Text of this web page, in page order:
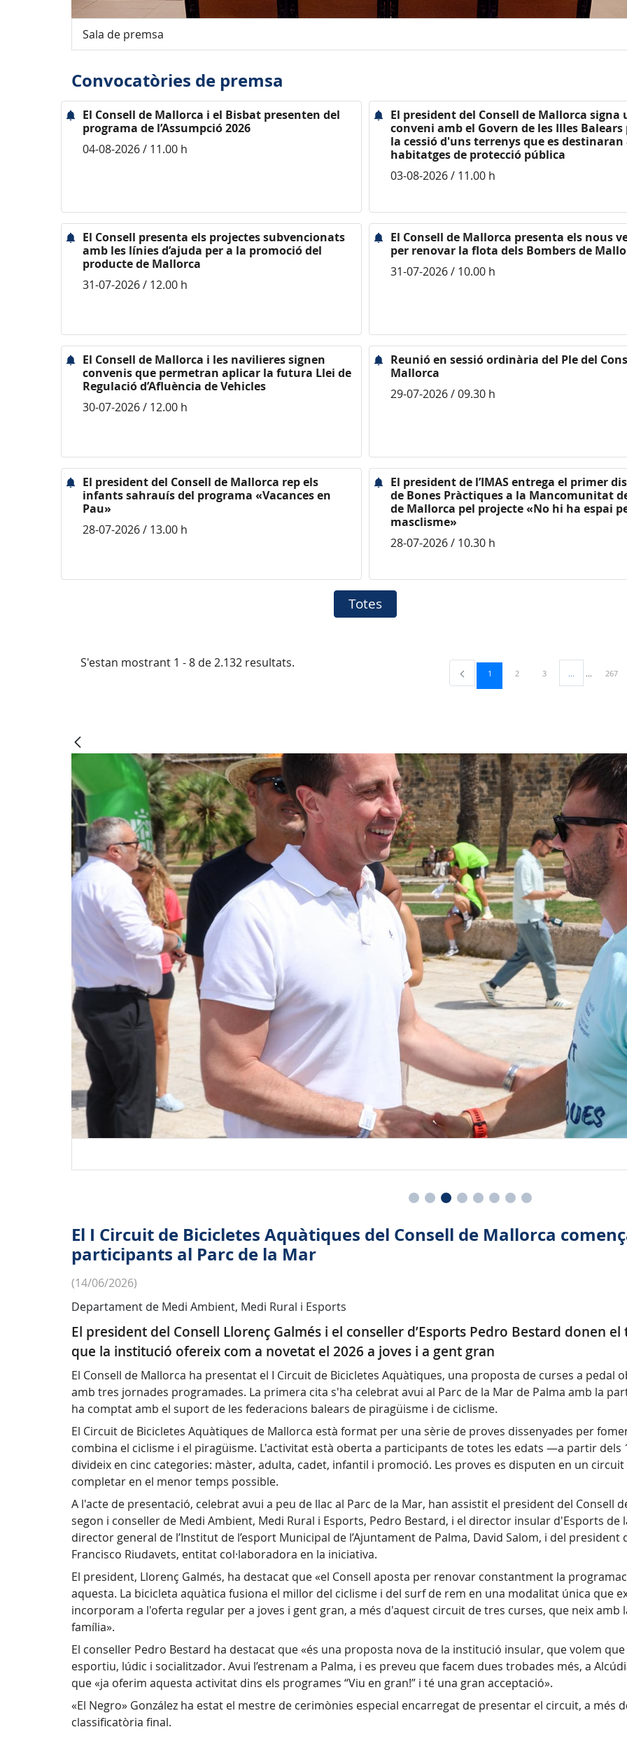
Sala de premsa
Convocatòries de premsa
El Consell de Mallorca i el Bisbat presenten del
programa de l’Assumpció 2026
04-08-2026 / 11.00 h
El president del Consell de Mallorca signa
conveni amb el Govern de les Illes Balears
la cessió d'uns terrenys que es destinaran
habitatges de protecció pública
03-08-2026 / 11.00 h
El Consell presenta els projectes subvencionats
amb les línies d’ajuda per a la promoció del
producte de Mallorca
31-07-2026 / 12.00 h
El Consell de Mallorca presenta els nous
per renovar la flota dels Bombers de
31-07-2026 / 10.00 h
El Consell de Mallorca i les navilieres signen
convenis que permetran aplicar la futura Llei de
Regulació d’Afluència de Vehicles
30-07-2026 / 12.00 h
Reunió en sessió ordinària del Ple del
Mallorca
29-07-2026 / 09.30 h
El president del Consell de Mallorca rep els
infants sahrauís del programa «Vacances en
Pau»
28-07-2026 / 13.00 h
El president de l’IMAS entrega el primer
de Bones Pràctiques a la Mancomunitat
de Mallorca pel projecte «No hi ha espai
masclisme»
28-07-2026 / 10.30 h
Totes
S'estan mostrant 1 - 8 de 2.132 resultats.
Pàgina
1 Pàgina
2 Pàgina
3 Pàgines Pàgina
267
El I Circuit de Bicicletes Aquàtiques del Consell de Mallorca
participants al Parc de la Mar
(14/06/2026)
Departament de Medi Ambient, Medi Rural i Esports
El president del Consell Llorenç Galmés i el conseller d’Esports Pedro Bestard donen
que la institució ofereix com a novetat el 2026 a joves i a gent gran
El Consell de Mallorca ha presentat el I Circuit de Bicicletes Aquàtiques, una proposta de curses a pedal
amb tres jornades programades. La primera cita s'ha celebrat avui al Parc de la Mar de Palma amb la
ha comptat amb el suport de les federacions balears de piragüisme i de ciclisme.
El Circuit de Bicicletes Aquàtiques de Mallorca està format per una sèrie de proves dissenyades per
combina el ciclisme i el piragüisme. L'activitat està oberta a participants de totes les edats —a partir dels
divideix en cinc categories: màster, adulta, cadet, infantil i promoció. Les proves es disputen en un
completar en el menor temps possible.
A l'acte de presentació, celebrat avui a peu de llac al Parc de la Mar, han assistit el president del Consell
segon i conseller de Medi Ambient, Medi Rural i Esports, Pedro Bestard, i el director insular d'Esports de
director general de l’Institut de l’esport Municipal de l’Ajuntament de Palma, David Salom, i del president
Francisco Riudavets, entitat col·laboradora en la iniciativa.
El president, Llorenç Galmés, ha destacat que «el Consell aposta per renovar constantment la
aquesta. La bicicleta aquàtica fusiona el millor del ciclisme i del surf de rem en una modalitat única que
incorporam a l'oferta regular per a joves i gent gran, a més d'aquest circuit de tres curses, que neix amb
família».
El conseller Pedro Bestard ha destacat que «és una proposta nova de la institució insular, que volem
esportiu, lúdic i socialitzador. Avui l’estrenam a Palma, i es preveu que facem dues trobades més, a
que «ja oferim aquesta activitat dins els programes “Viu en gran!” i té una gran acceptació».
«El Negro» González ha estat el mestre de cerimònies especial encarregat de presentar el circuit, a més
classificatòria final.